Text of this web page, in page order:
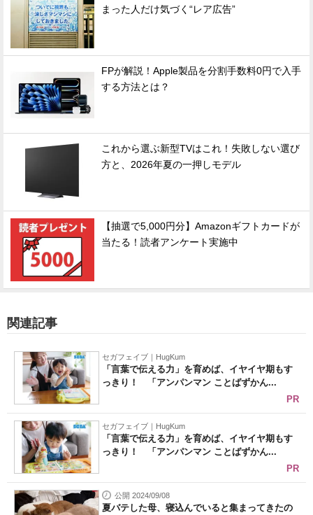
まった人だけ気づく“レア広告”
FPが解説！Apple製品を分割手数料0円で入手
する方法とは？
これから選ぶ新型TVはこれ！失敗しない選び
方と、2026年夏の一押しモデル
【抽選で5,000円分】Amazonギフトカードが
当たる！読者アンケート実施中
関連記事
セガフェイブ｜HugKum
「言葉で伝える力」を育めば、イヤイヤ期もす
っきり！ 「アンパンマン ことばずかん...
PR
セガフェイブ｜HugKum
「言葉で伝える力」を育めば、イヤイヤ期もす
っきり！ 「アンパンマン ことばずかん...
PR
公開 2024/09/08
夏バテした母、寝込んでいると集まってきたの